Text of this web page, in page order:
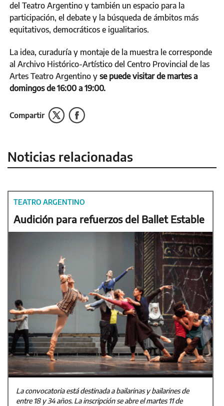
del Teatro Argentino y también un espacio para la
participación, el debate y la búsqueda de ámbitos más
equitativos, democráticos e igualitarios.
La idea, curaduría y montaje de la muestra le corresponde
al Archivo Histórico-Artístico del Centro Provincial de las
Artes Teatro Argentino y se puede visitar de martes a
domingos de 16:00 a 19:00.
Compartir
Noticias relacionadas
TEATRO ARGENTINO
Audición para refuerzos del Ballet Estable
La convocatoria está destinada a bailarinas y bailarines de
entre 18 y 34 años. La inscripción se abre el martes 11 de